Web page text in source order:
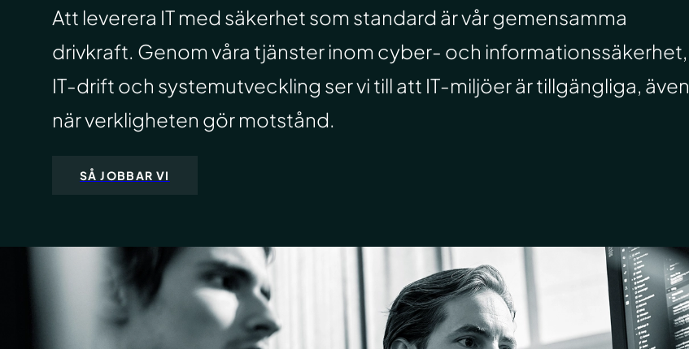
Att leverera IT med säkerhet som standard är vår gemensamma
drivkraft. Genom våra tjänster inom cyber- och informationssäkerhet,
IT-drift och systemutveckling ser vi till att IT-miljöer är tillgängliga, även
när verkligheten gör motstånd.
SÅ JOBBAR VI